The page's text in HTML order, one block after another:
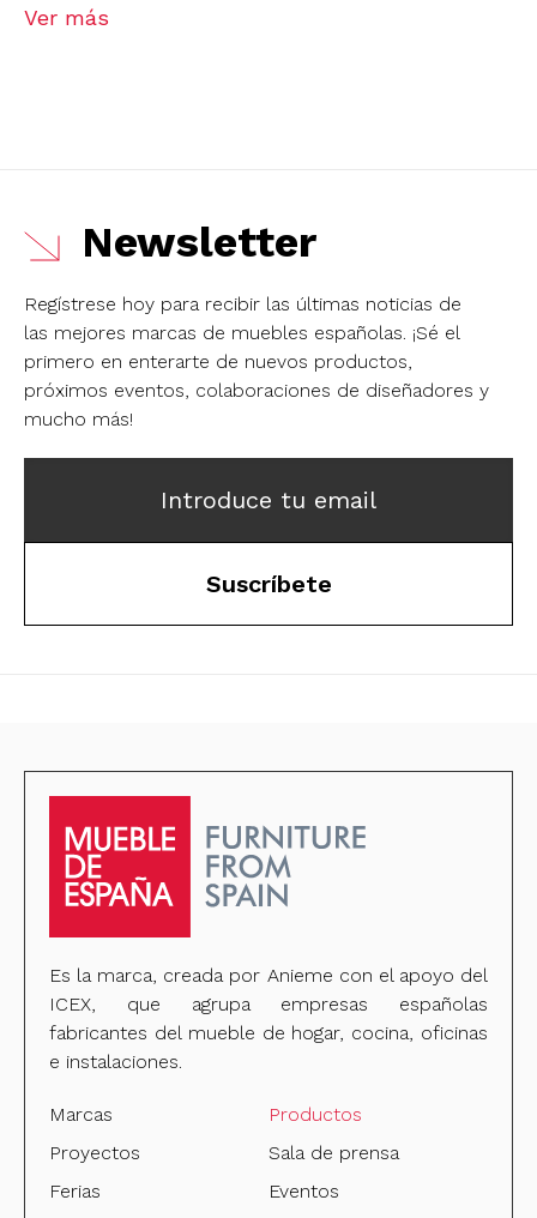
Ver más
Newsletter
Regístrese hoy para recibir las últimas noticias de
las mejores marcas de muebles españolas. ¡Sé el
primero en enterarte de nuevos productos,
próximos eventos, colaboraciones de diseñadores y
mucho más!
Introduce tu email
Suscríbete
Es la marca, creada por Anieme con el apoyo del
ICEX, que agrupa empresas españolas
fabricantes del mueble de hogar, cocina, oficinas
e instalaciones.
Marcas
Productos
Proyectos
Sala de prensa
Ferias
Eventos